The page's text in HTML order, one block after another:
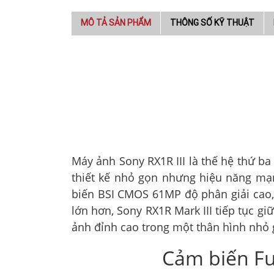
MÔ TẢ SẢN PHẨM THÔNG SỐ KỸ THUẬT
Máy ảnh Sony RX1R III là thế hệ thứ
thiết kế nhỏ gọn nhưng hiệu năng
biến BSI CMOS 61MP độ phân giải
lớn hơn, Sony RX1R Mark III tiếp tục
ảnh đỉnh cao trong một thân hình
Cảm biến